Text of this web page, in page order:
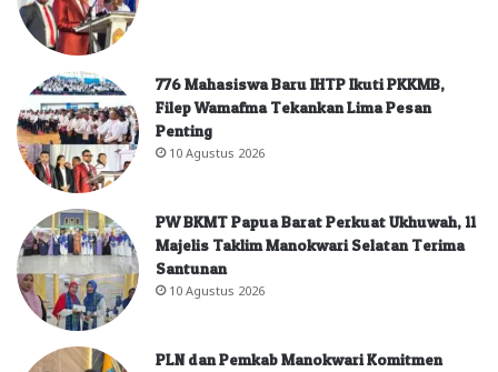
776 Mahasiswa Baru IHTP Ikuti PKKMB,
Filep Wamafma Tekankan Lima Pesan
Penting
10 Agustus 2026
PW BKMT Papua Barat Perkuat Ukhuwah, 11
Majelis Taklim Manokwari Selatan Terima
Santunan
10 Agustus 2026
PLN dan Pemkab Manokwari Komitmen